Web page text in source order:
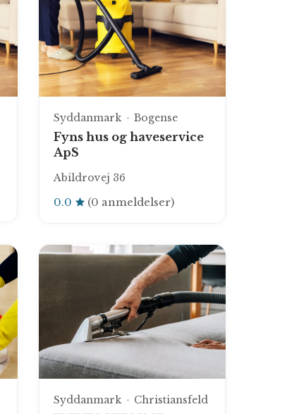
Syddanmark Bogense
Fyns hus og haveservice
ApS
Abildrovej 36
0.0 (0 anmeldelser)
Syddanmark Christiansfeld